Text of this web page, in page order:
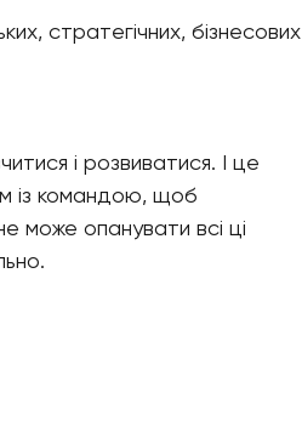
стратегічних, бізнесових
і розвиватися. І це
із командою, щоб
може опанувати всі ці